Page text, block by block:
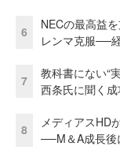
6
NECの最高益
レンマ克服──
7
教科書にない“
西条氏に聞く
8
メディアスHD
──M＆A成長後